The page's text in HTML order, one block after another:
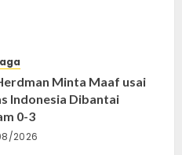
Minta Maaf usai
Indonesia Dibantai
0-3
2026